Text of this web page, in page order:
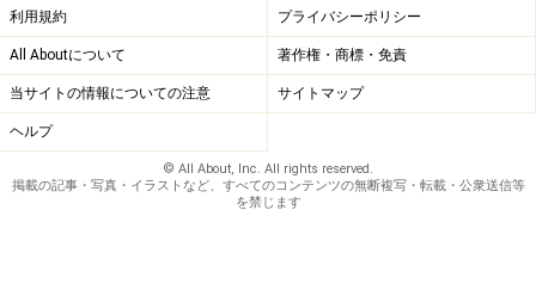
利用規約 プライバシーポリシー
All Aboutについて 著作権・商標・免責
当サイトの情報についての注意 サイトマップ
ヘルプ
© All About, Inc. All rights reserved.
掲載の記事・写真・イラストなど、すべてのコンテンツの無断複写・転載・公衆送信等
を禁じます